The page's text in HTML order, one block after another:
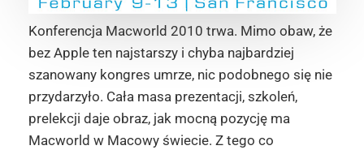
Konferencja Macworld 2010 trwa. Mimo obaw, że
bez Apple ten najstarszy i chyba najbardziej
szanowany kongres umrze, nic podobnego się nie
przydarzyło. Cała masa prezentacji, szkoleń,
prelekcji daje obraz, jak mocną pozycję ma
Macworld w Macowy świecie. Z tego co